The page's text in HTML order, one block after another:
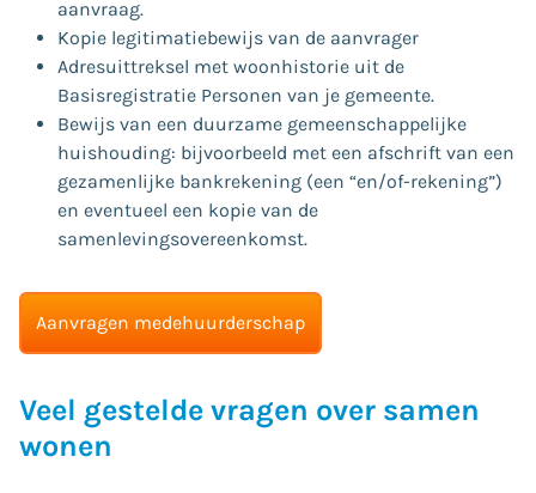
aanvraag.
Kopie legitimatiebewijs van de aanvrager
Adresuittreksel met woonhistorie uit de
Basisregistratie Personen van je gemeente.
Bewijs van een duurzame gemeenschappelijke
huishouding: bijvoorbeeld met een afschrift van een
gezamenlijke bankrekening (een “en/of-rekening”)
en eventueel een kopie van de
samenlevingsovereenkomst.
Aanvragen medehuurderschap
Veel gestelde vragen over samen
wonen